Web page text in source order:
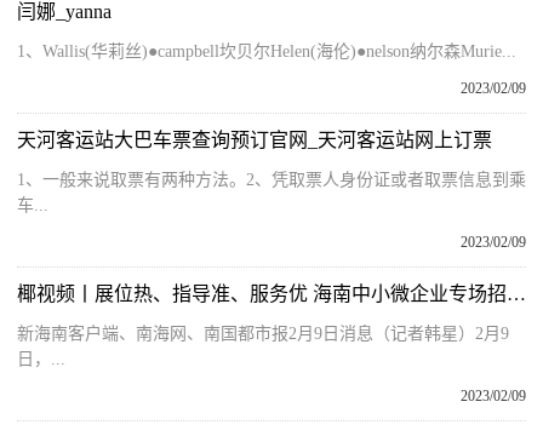
闫娜_yanna
1、Wallis(华莉丝)●campbell坎贝尔Helen(海伦)●nelson纳尔森Murie...
2023/02/09
天河客运站大巴车票查询预订官网_天河客运站网上订票
1、一般来说取票有两种方法。2、凭取票人身份证或者取票信息到乘
车...
2023/02/09
椰视频丨展位热、指导准、服务优 海南中小微企业专场招聘会成功举办
新海南客户端、南海网、南国都市报2月9日消息（记者韩星）2月9
日，...
2023/02/09